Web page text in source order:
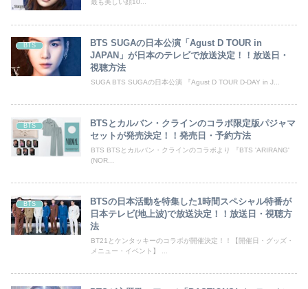
最も美しい顔10...
BTS
BTS SUGAの日本公演「Agust D TOUR in
JAPAN」が日本のテレビで放送決定！！放送日・
視聴方法
SUGA BTS SUGAの日本公演 『Agust D TOUR D-DAY in J...
BTS
BTSとカルバン・クラインのコラボ限定版パジャマ
セットが発売決定！！発売日・予約方法
BTS BTSとカルバン・クラインのコラボより 『BTS 'ARIRANG'
(NOR...
BTS
BTSの日本活動を特集した1時間スペシャル特番が
日本テレビ(地上波)で放送決定！！放送日・視聴方
法
BT21とケンタッキーのコラボが開催決定！！【開催日・グッズ・
メニュー・イベント】 ...